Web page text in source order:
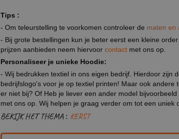
Tips :
- Om teleurstelling te voorkomen controleer de maten en
- Bij grote bestellingen kun je beter eerst een kleine
prijzen aanbieden neem hiervoor contact met ons op.
Personaliseer je unieke Hoodie:
- Wij bedrukken textiel in ons eigen bedrijf. Hierdoor zijn
bedrijfslogo's voor je op textiel printen! Maar ook
er niet bij? Of Heb je liever een ander model
met ons op. Wij helpen je graag verder om tot een uniek
BEKIJK HET THEMA : KERST